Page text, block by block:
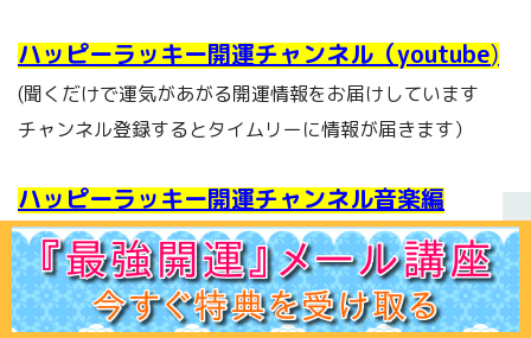
ハッピーラッキー開運チャンネル（youtube)
(聞くだけで運気があがる開運情報をお届けしています
チャンネル登録するとタイムリーに情報が届きます）
ハッピーラッキー開運チャンネル音楽編
（youtube)
（癒しボイスで人気の下北沢・東中野・四谷エリアを中心
にライブ活動をしているSSW鈴木飛翔の情報をお届けしま
ホーム 初見の方へﾌﾟﾛﾌｨｰﾙ 鑑定ﾒﾆｭｰ運命学講座易占講座お客様声体験談 記事一覧お問合せ Q＆A 出版書